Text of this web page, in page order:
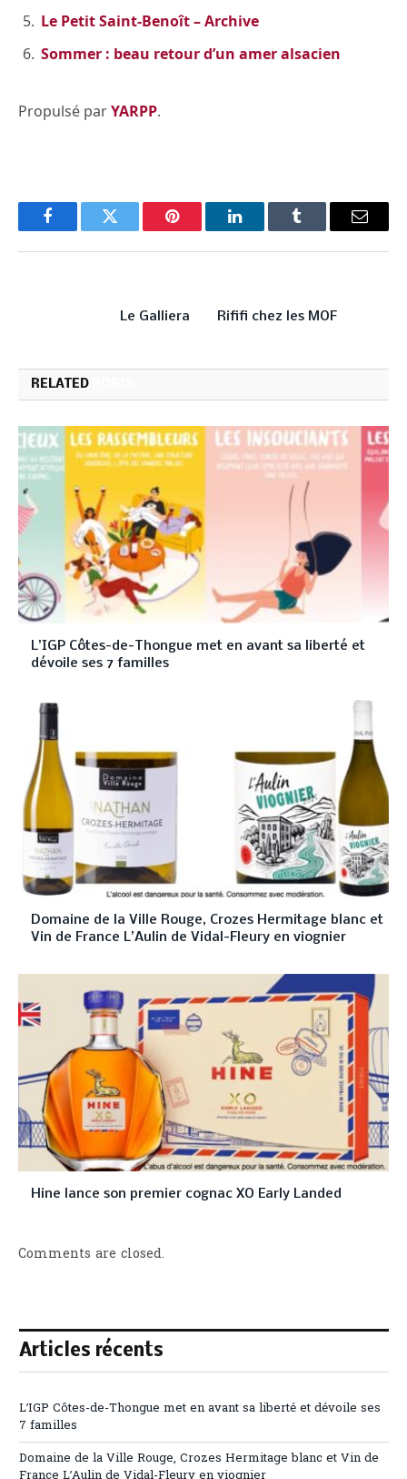
Le Petit Saint-Benoît – Archive
Sommer : beau retour d’un amer alsacien
Propulsé parYARPP.
FacebookTwitter Pinterest LinkedInTumblr Email
Le Galliera
Rififi chez les MOF
RELATED
L’IGP Côtes-de-Thongue met en avant sa liberté et
dévoile ses 7 familles
Domaine de la Ville Rouge, Crozes Hermitage blanc et
Vin de France L’Aulin de Vidal-Fleury en viognier
Hine lance son premier cognac XO Early Landed
Comments are closed.
Articles récents
L’IGP Côtes-de-Thongue met en avant sa liberté et dévoile ses
7 familles
Domaine de la Ville Rouge, Crozes Hermitage blanc et Vin de